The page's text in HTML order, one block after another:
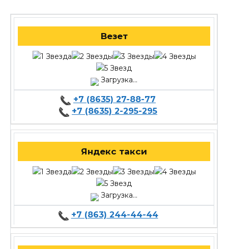
Везет
Загрузка...
+7 (8635) 27-88-77
+7 (8635) 2-295-295
Яндекс такси
Загрузка...
+7 (863) 244-44-44